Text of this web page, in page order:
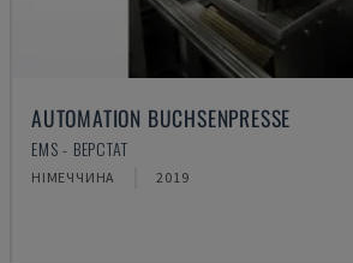
AUTOMATION BUCHSENPRESSE
EMS - ВЕРСТАТ
НІМЕЧЧИНА 2019